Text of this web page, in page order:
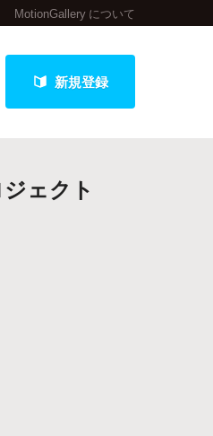
MotionGallery について
新規登録
ェクト